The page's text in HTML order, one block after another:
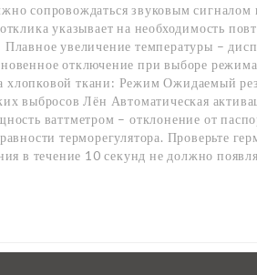
сопровождаться звуковым сигналом
указывает на необходимость
увеличение температуры –
отключение при выборе
ткани: Режим Ожидаемый
выбросов Лён Автоматическая
ваттметром – отклонение от
терморегулятора. Проверьте
в течение 10 секунд не должно